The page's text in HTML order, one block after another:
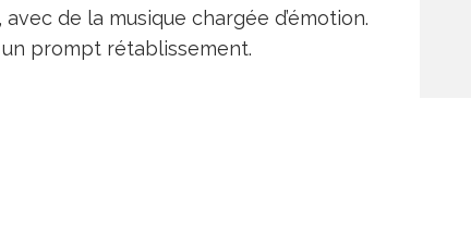
de la musique chargée d’émotion.
prompt rétablissement.